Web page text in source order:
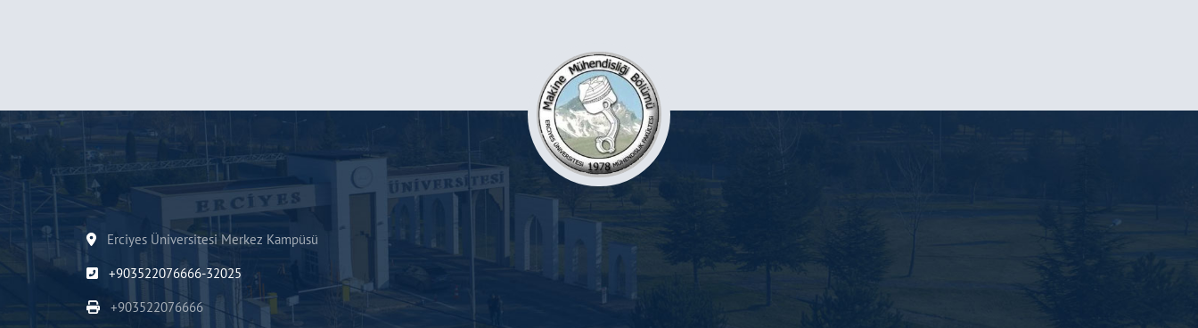
Erciyes Üniversitesi Merkez Kampüsü
+903522076666-32025
+903522076666